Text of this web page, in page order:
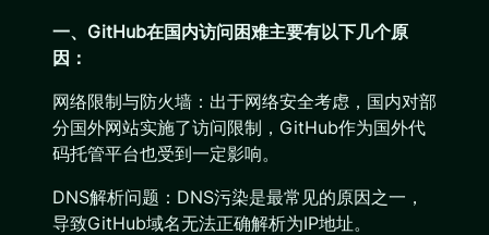
一、GitHub在国内访问困难主要有以下几个原
因：
网络限制与防火墙：出于网络安全考虑，国内对部
分国外网站实施了访问限制，GitHub作为国外代
码托管平台也受到一定影响。
DNS解析问题：DNS污染是最常见的原因之一，
导致GitHub域名无法正确解析为IP地址。